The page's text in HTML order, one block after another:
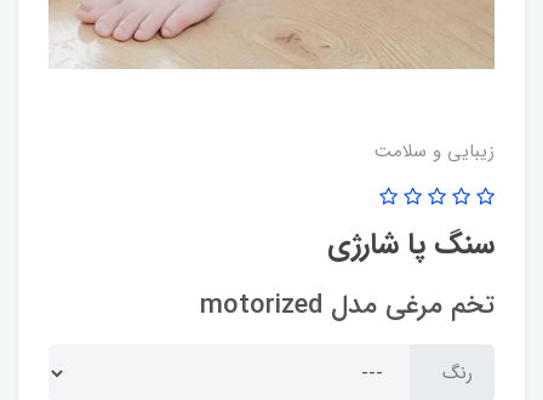
زیبایی و سلامت
سنگ پا شارژی
تخم مرغی مدل motorized
رنگ